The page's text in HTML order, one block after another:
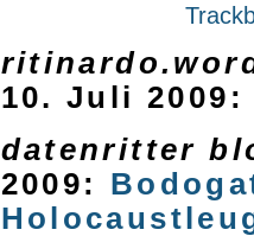
10. Juli 2009
datenritter
2009: